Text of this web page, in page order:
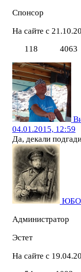
Спонсор
На сайте с
118
4063
04.01.2015, 12:59
Да, декали
Администратор
Эстет
На сайте с